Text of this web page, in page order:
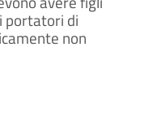
portatori di
non